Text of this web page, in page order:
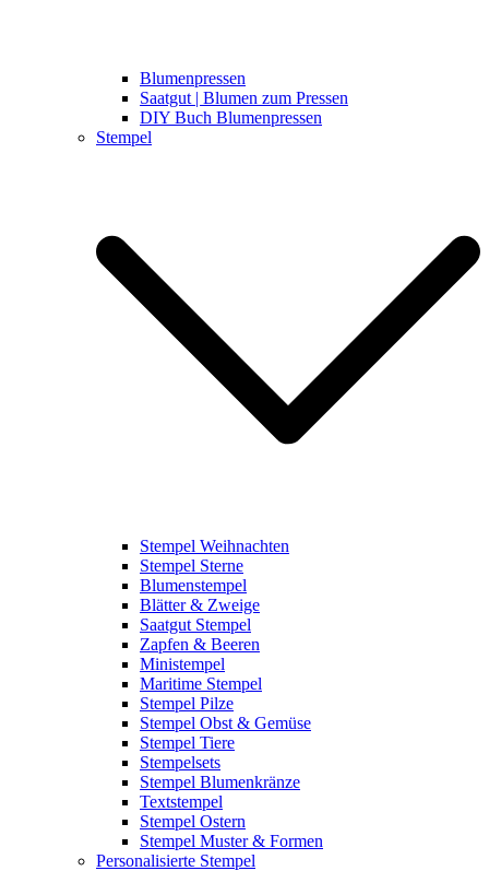
Blumenpressen
Saatgut | Blumen zum Pressen
DIY Buch Blumenpressen
Stempel
Stempel Weihnachten
Stempel Sterne
Blumenstempel
Blätter & Zweige
Saatgut Stempel
Zapfen & Beeren
Ministempel
Maritime Stempel
Stempel Pilze
Stempel Obst & Gemüse
Stempel Tiere
Stempelsets
Stempel Blumenkränze
Textstempel
Stempel Ostern
Stempel Muster & Formen
Personalisierte Stempel